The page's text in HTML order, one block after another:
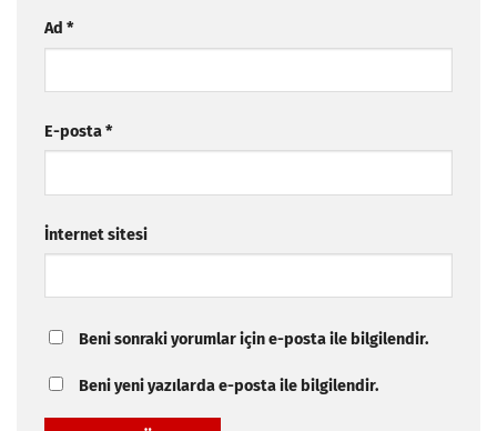
Ad *
E-posta*
İnternet sitesi
Beni sonraki yorumlar için e-posta ile bilgilendir.
Beni yeni yazılarda e-posta ile bilgilendir.